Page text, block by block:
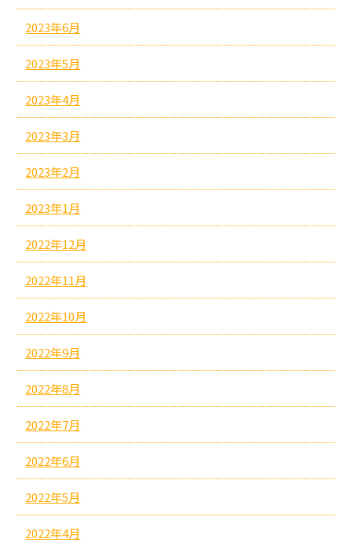
2023年6月
2023年5月
2023年4月
2023年3月
2023年2月
2023年1月
2022年12月
2022年11月
2022年10月
2022年9月
2022年8月
2022年7月
2022年6月
2022年5月
2022年4月